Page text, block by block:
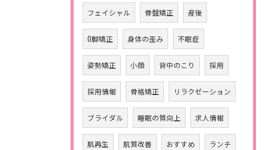
フェイシャル 骨盤矯正 産後
O脚矯正 身体の歪み 不眠症
姿勢矯正 小顔 背中のこり 採用
採用情報 骨格矯正 リラクゼーション
ブライダル 睡眠の質向上 求人情報
肌再生 肌質改善 おすすめ ランチ